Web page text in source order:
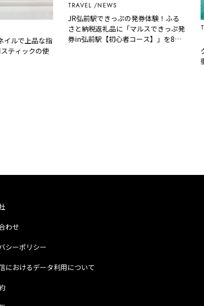
で上品な指
ィックの使
TRAVEL NEWS
JR弘前駅できっぷの発券体験！ふる
さと納税返礼品に「マルスできっぷ発
券in弘前駅【初心者コース】」を8月
グ
徹
わせ
シーポリシー
におけるデータ利用について